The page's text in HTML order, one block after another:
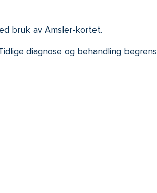
bruk av Amsler-kortet.
diagnose og behandling